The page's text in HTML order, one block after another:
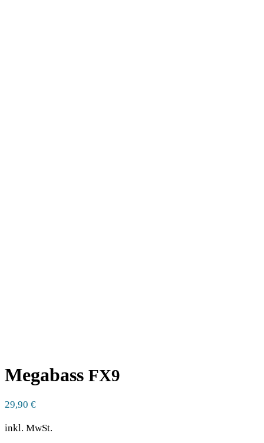
Megabass FX9
29,90 €
inkl. MwSt.